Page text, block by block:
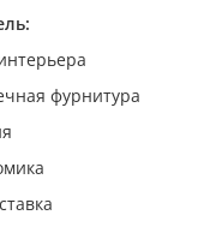
фурнитура